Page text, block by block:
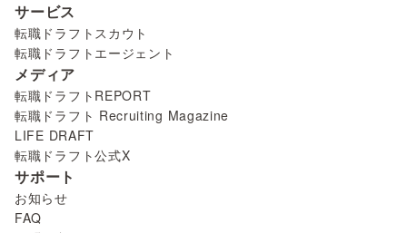
サービス
転職ドラフトスカウト
転職ドラフトエージェント
メディア
転職ドラフトREPORT
転職ドラフト Recruiting Magazine
LIFE DRAFT
転職ドラフト公式X
サポート
お知らせ
FAQ